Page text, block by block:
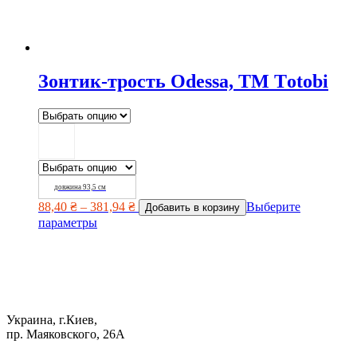
Зонтик-трость Odessa, ТМ Тotobi
довжина 93,5 см
88,40 ₴ – 381,94 ₴ Добавить в корзину Выберите
параметры
Украина, г.Киев,
пр. Маяковского, 26А